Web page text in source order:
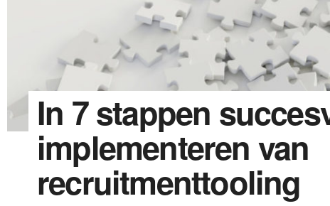
In 7 stappen
implementeren van
recruitmenttooling